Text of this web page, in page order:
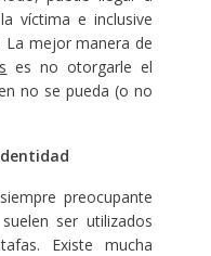
víctima e inclusive
mejor manera de
es no otorgarle el
no se pueda (o no
preocupante
ser utilizados
Existe mucha